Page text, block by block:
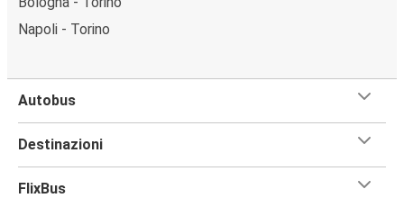
Napoli - Torino
Autobus
Destinazioni
FlixBus